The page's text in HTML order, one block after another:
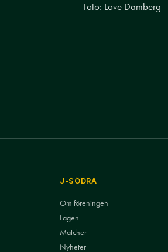
Foto: Love Damberg
J-SÖDRA
Om föreningen
Lagen
Matcher
Nyheter